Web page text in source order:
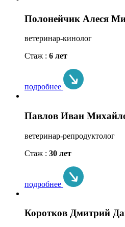
Полонейчик Алеся
ветеринар-кинолог
Стаж : 6 лет
подробнее
Павлов Иван
ветеринар-репродуктолог
Стаж : 30 лет
подробнее
Коротков Дмитрий